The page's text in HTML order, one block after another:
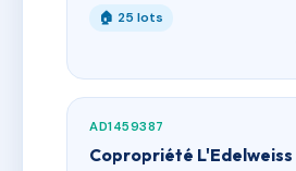
🏠 25 lots
AD1459387
Copropriété L'Edelweiss